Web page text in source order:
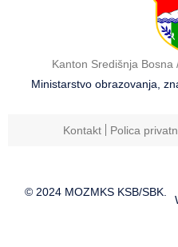
Kanton Središnja
Ministarstvo obrazovanja,
Kontakt Polica
© 2024 MOZMKS KSB/SBK.